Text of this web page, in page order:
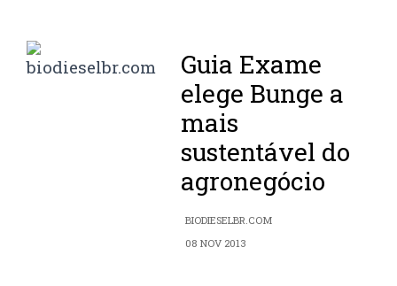
Guia Exame
elege Bunge a
mais
sustentável do
agronegócio
BIODIESELBR.COM
08 NOV 2013